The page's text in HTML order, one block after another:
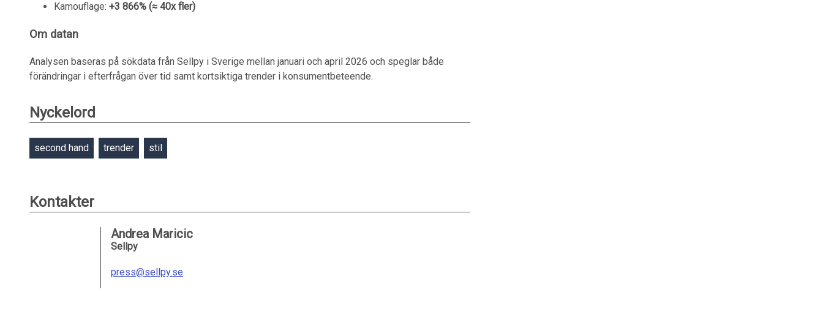
Kamouflage: +3 866% (≈ 40x fler)
Om datan
Analysen baseras på sökdata från Sellpy i Sverige mellan januari och april 2026 och speglar både
förändringar i efterfrågan över tid samt kortsiktiga trender i konsumentbeteende.
Nyckelord
second hand trender stil
Kontakter
Andrea Maricic
Sellpy
press@sellpy.se